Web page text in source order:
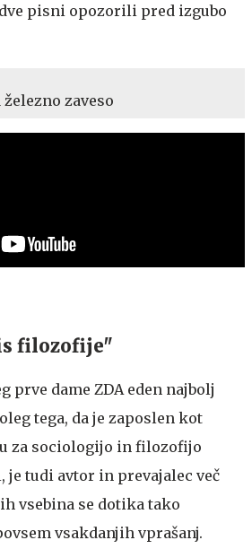
pisni opozorili pred izgubo
zaveso
filozofije"
prve dame ZDA eden najbolj
tega, da je zaposlen kot
za sociologijo in filozofijo
je tudi avtor in prevajalec več
vsebina se dotika tako
vsakdanjih vprašanj.